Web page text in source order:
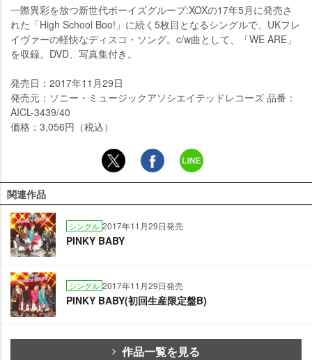
一際異彩を放つ新世代ボーイズグループ:XOXの17年5月に発売さ
れた「High School Boo!」に続く5枚目となるシングルで、UKフレ
イヴァーの軽快なディスコ・ソング。c/w曲として、「WE ARE」
を収録。DVD、写真集付き。
発売日：2017年11月29日
発売元：ソニー・ミュージックアソシエイテッドレコーズ 品番：
AICL-3439/40
価格：3,056円（税込）
関連作品
シングル 2017年11月29日発売
PINKY BABY
シングル 2017年11月29日発売
PINKY BABY(初回生産限定盤B)
作品一覧を見る